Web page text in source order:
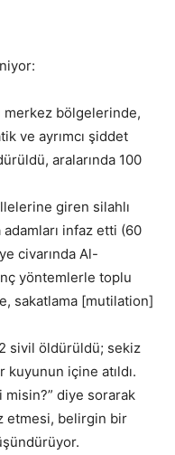
merkez bölgelerinde,
ve ayrımcı şiddet
aralarında 100
giren silahlı
infaz etti (60
civarında Al-
yöntemlerle toplu
sakatlama [mutilation]
sivil öldürüldü; sekiz
içine atıldı.
misin?” diye sorarak
etmesi, belirgin bir